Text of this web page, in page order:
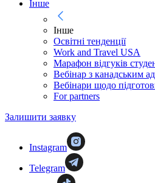
Інше
Інше
Освітні тенденції
Work and Travel USA
Марафон відгуків
Вебінар з канадським
Вебінари щодо
For partners
Залишити заявку
Instagram
Telegram